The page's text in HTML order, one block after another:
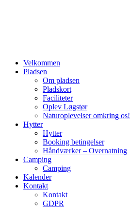
Velkommen
Pladsen
Om pladsen
Pladskort
Faciliteter
Oplev Løgstør
Naturoplevelser omkring os!
Hytter
Hytter
Booking betingelser
Håndværker – Overnatning
Camping
Camping
Kalender
Kontakt
Kontakt
GDPR